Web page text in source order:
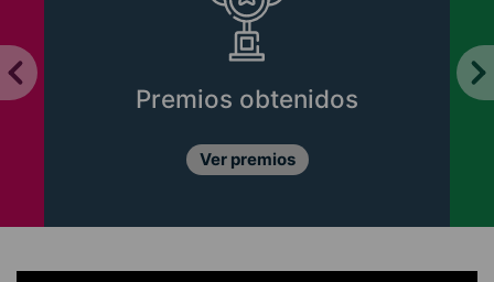
Premios obtenidos
Ver premios